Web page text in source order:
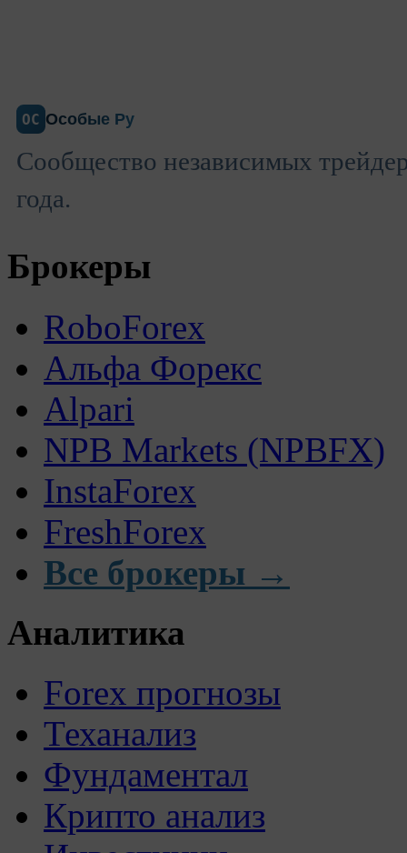
ОС Особые Ру
Сообщество независимых
года.
Брокеры
RoboForex
Альфа Форекс
Alpari
NPB Markets (NPBFX)
InstaForex
FreshForex
Все брокеры →
Аналитика
Forex прогнозы
Теханализ
Фундаментал
Крипто анализ